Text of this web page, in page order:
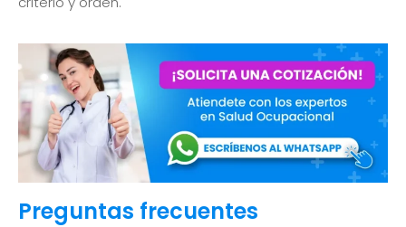
Preguntas frecuentes